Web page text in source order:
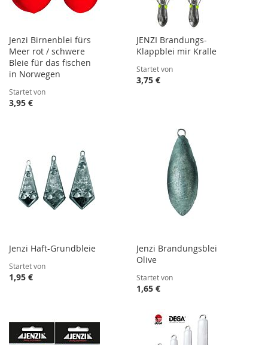
Jenzi Birnenblei fürs
Meer rot / schwere
Bleie für das fischen
in Norwegen
Startet von
3,95 €
JENZI Brandungs-
Klappblei mir Kralle
Startet von
3,75 €
Jenzi Haft-Grundbleie
Startet von
1,95 €
Jenzi Brandungsblei
Olive
Startet von
1,65 €